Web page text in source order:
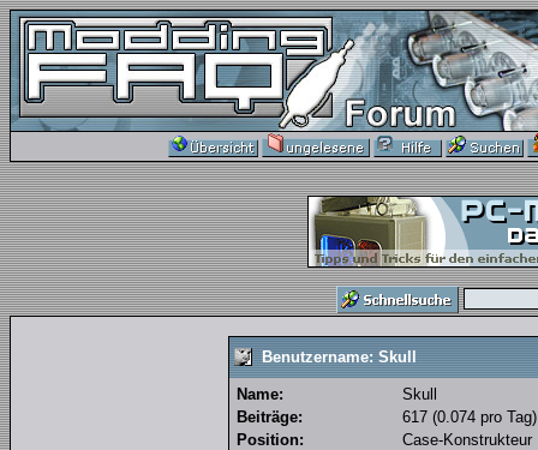
Benutzername: Skull
Name:
Skull
Beiträge:
617 (0.074 pro Tag)
Position:
Case-Konstrukteur